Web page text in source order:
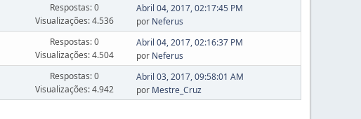
Respostas: 0
Visualizações: 4.536
Abril 04, 2017, 02:17:45 PM
por Neferus
Respostas: 0
Visualizações: 4.504
Abril 04, 2017, 02:16:37 PM
por Neferus
Respostas: 0
Visualizações: 4.942
Abril 03, 2017, 09:58:01 AM
por Mestre_Cruz